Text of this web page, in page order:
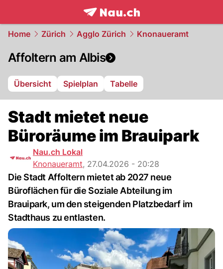
frontpage.NAU.ch
Home Zürich Agglo Zürich Knonaueramt
Affoltern am Albis
Übersicht Spielplan Tabelle
Stadt mietet neue
Büroräume im Brauipark
Nau.ch Lokal
Knonaueramt, 27.04.2026 - 20:28
Die Stadt Affoltern mietet ab 2027 neue
Büroflächen für die Soziale Abteilung im
Brauipark, um den steigenden Platzbedarf im
Stadthaus zu entlasten.